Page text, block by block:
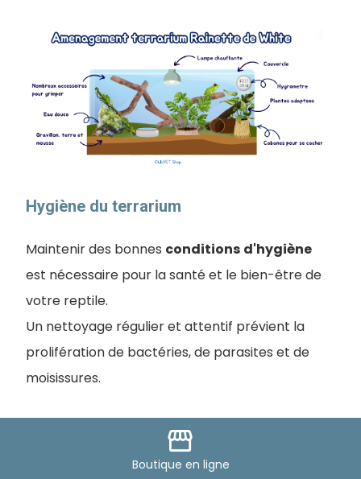
Hygiène du terrarium
Maintenir des bonnes conditions d'hygiène
est nécessaire pour la santé et le bien-être de
votre reptile.
Un nettoyage régulier et attentif prévient la
prolifération de bactéries, de parasites et de
moisissures.
demandera plus
d'attention qu'un terrarium sec.
storefront
Boutique en ligne